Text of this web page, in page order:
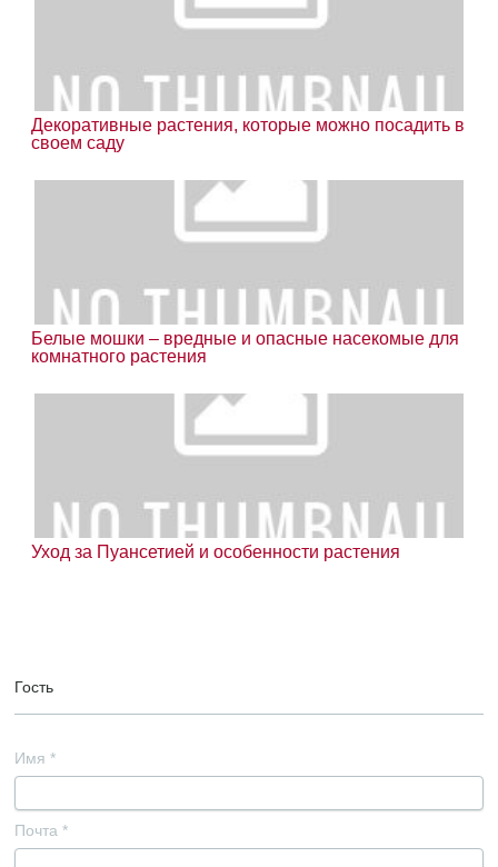
Декоративные растения, которые можно посадить в
своем саду
Белые мошки – вредные и опасные насекомые для
комнатного растения
Уход за Пуансетией и особенности растения
Гость
Имя *
Почта *